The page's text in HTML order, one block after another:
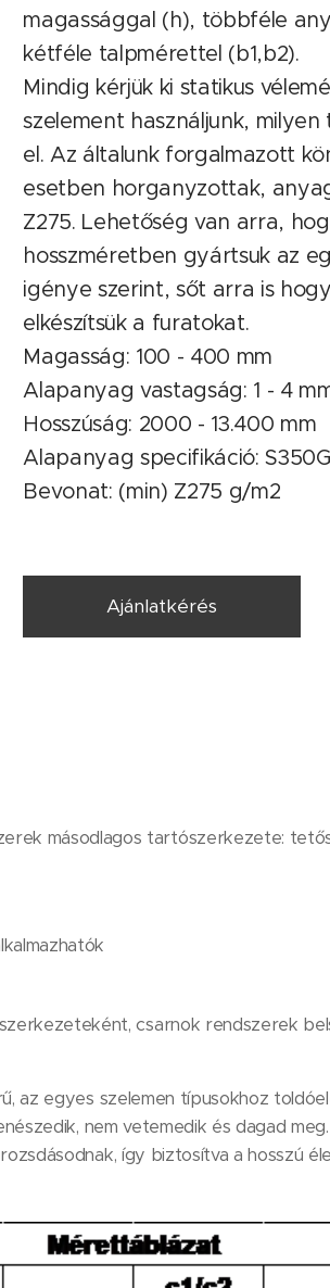
magassággal (h), többféle
kétféle talpmérettel (b1,b2).
Mindig kérjük ki statikus
szelement használjunk,
el. Az általunk forgalmazott
esetben horganyzottak,
Z275. Lehetőség van arra,
hosszméretben gyártsuk az
igénye szerint, sőt arra is
elkészítsük a furatokat.
Magasság: 100 - 400 mm
Alapanyag vastagság: 1 - 4
Hosszúság: 2000 - 13.400 mm
Alapanyag specifikáció:
Bevonat: (min) Z275 g/m2
Ajánlatkérés
másodlagos tartószerkezete:
csarnok rendszerek
az egyes szelemen típusokhoz
nem vetemedik és dagad
így biztosítva a hosszú